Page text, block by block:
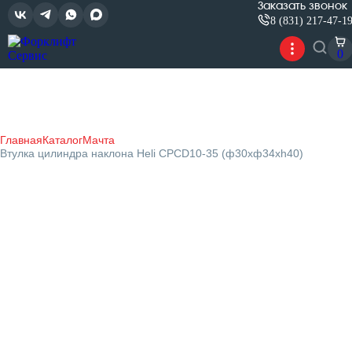
Заказать звонок
8 (831) 217-47-19
0
ГлавнаяКаталогМачта
Втулка цилиндра наклона Heli CPCD10-35 (ф30хф34хh40)